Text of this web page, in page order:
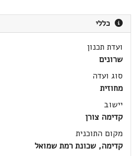
כללי
ועדת תכנון
שרונים
סוג ועדה
מחוזית
יישוב
קדימה צורן
מקום התוכנית
קדימה, שכונת רמת שמואל